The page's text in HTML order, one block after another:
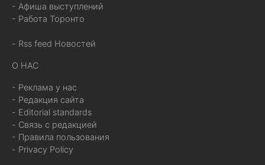
- Афиша выступлений
- Работа Торонто
- Rss feed Новостей
О НАС
- Реклама у нас
- Редакция сайта
- Editorial standards
- Связь с редакцией
- Правила пользования
- Privacy Policy